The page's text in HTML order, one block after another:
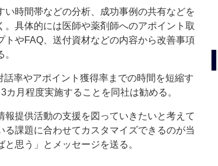
時間帯などの分析、成功事例の共有などを
具体的には医師や薬剤師へのアポイント取
やFAQ、送付資材などの内容から改善事項
率やアポイント獲得率までの時間を短縮す
月程度実施することを同社は勧める。
提供活動の支援を図っていきたいと考えて
課題に合わせてカスタマイズできるのが当
思う」とメッセージを送る。